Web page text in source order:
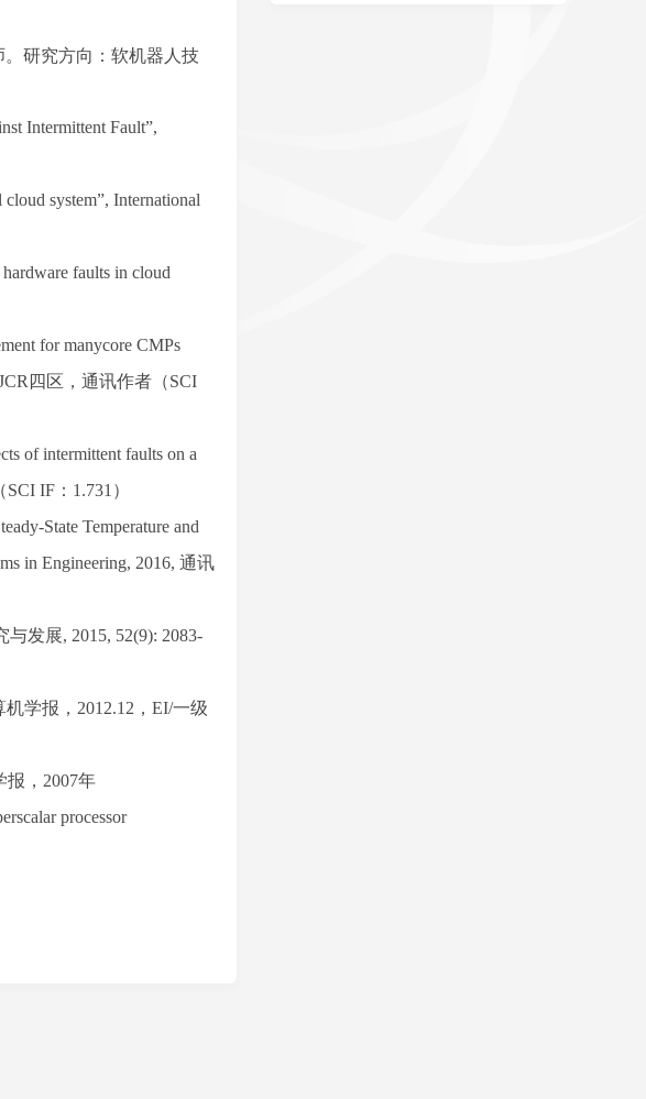
研究方向：软机器人技
Intermittent Fault”,
system”, International
faults in cloud
for manycore CMPs
四区，通讯作者（SCI
of intermittent faults on a
SCI IF ： 1.731 ）
State Temperature and
in Engineering, 2016, 通讯
与发展, 2015, 52(9): 2083-
机学报， 2012.12 ， EI/一级
， 2007年
processor